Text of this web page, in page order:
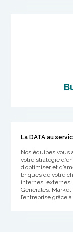
La DATA au
Nos équipes vous
votre stratégie
d’optimiser et
briques de votre
internes,
Générales,
l’entreprise grâce